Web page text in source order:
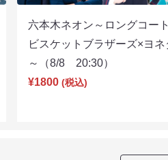
六本木ネオン～ロングコー
ビスケットブラザーズ×ヨ
～（8/8 20:30）
¥1800 (税込)